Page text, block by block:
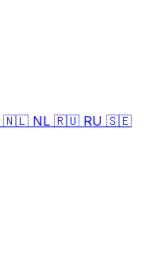
🇳🇱 NL 🇷🇺 RU 🇸🇪